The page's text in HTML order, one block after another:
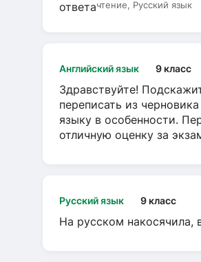
чтение, Русский язык
Английский язык 9 класс
Здравствуйте!
переписать из
языку в особенности.
отличную оценку за
Русский язык 9 класс
На русском накосячила,